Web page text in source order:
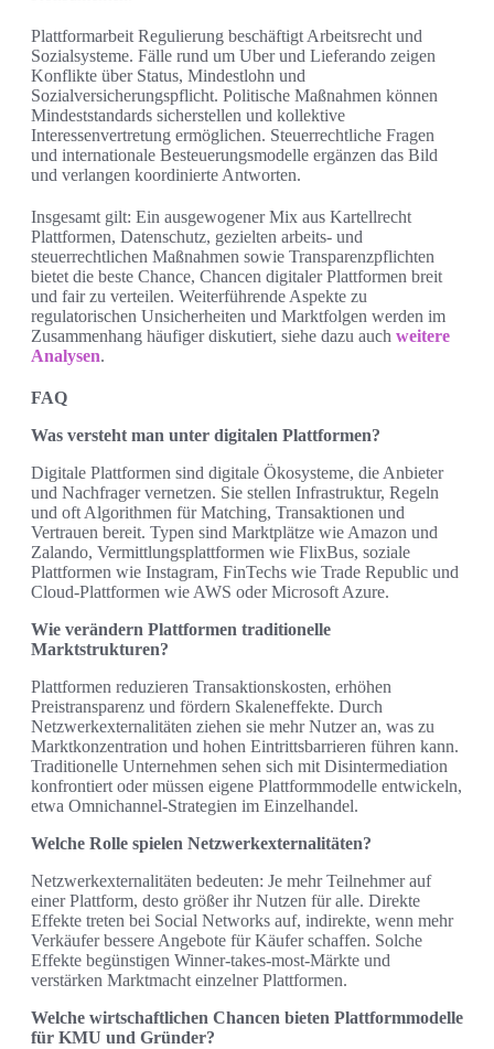
Plattformarbeit Regulierung beschäftigt Arbeitsrecht und
Sozialsysteme. Fälle rund um Uber und Lieferando zeigen
Konflikte über Status, Mindestlohn und
Sozialversicherungspflicht. Politische Maßnahmen können
Mindeststandards sicherstellen und kollektive
Interessenvertretung ermöglichen. Steuerrechtliche Fragen
und internationale Besteuerungsmodelle ergänzen das Bild
und verlangen koordinierte Antworten.
Insgesamt gilt: Ein ausgewogener Mix aus Kartellrecht
Plattformen, Datenschutz, gezielten arbeits- und
steuerrechtlichen Maßnahmen sowie Transparenzpflichten
bietet die beste Chance, Chancen digitaler Plattformen breit
und fair zu verteilen. Weiterführende Aspekte zu
regulatorischen Unsicherheiten und Marktfolgen werden im
Zusammenhang häufiger diskutiert, siehe dazu auch weitere
Analysen.
FAQ
Was versteht man unter digitalen Plattformen?
Digitale Plattformen sind digitale Ökosysteme, die Anbieter
und Nachfrager vernetzen. Sie stellen Infrastruktur, Regeln
und oft Algorithmen für Matching, Transaktionen und
Vertrauen bereit. Typen sind Marktplätze wie Amazon und
Zalando, Vermittlungsplattformen wie FlixBus, soziale
Plattformen wie Instagram, FinTechs wie Trade Republic und
Cloud‑Plattformen wie AWS oder Microsoft Azure.
Wie verändern Plattformen traditionelle
Marktstrukturen?
Plattformen reduzieren Transaktionskosten, erhöhen
Preistransparenz und fördern Skaleneffekte. Durch
Netzwerkexternalitäten ziehen sie mehr Nutzer an, was zu
Marktkonzentration und hohen Eintrittsbarrieren führen kann.
Traditionelle Unternehmen sehen sich mit Disintermediation
konfrontiert oder müssen eigene Plattformmodelle entwickeln,
etwa Omnichannel‑Strategien im Einzelhandel.
Welche Rolle spielen Netzwerkexternalitäten?
Netzwerkexternalitäten bedeuten: Je mehr Teilnehmer auf
einer Plattform, desto größer ihr Nutzen für alle. Direkte
Effekte treten bei Social Networks auf, indirekte, wenn mehr
Verkäufer bessere Angebote für Käufer schaffen. Solche
Effekte begünstigen Winner‑takes‑most‑Märkte und
verstärken Marktmacht einzelner Plattformen.
Welche wirtschaftlichen Chancen bieten Plattformmodelle
für KMU und Gründer?